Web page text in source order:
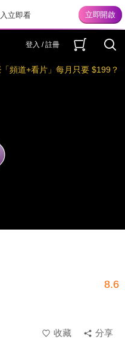
立即看
登入 / 註冊
「頻道+看片」每月只要 $199？
8.6
收藏
分享